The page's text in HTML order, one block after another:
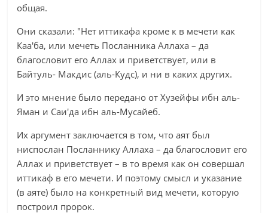
общая.
Они сказали: "Нет иттикафа кроме к в мечети как
Каа'ба, или мечеть Посланника Аллаха – да
благословит его Аллах и приветствует, или в
Байтуль- Макдис (аль-Кудс), и ни в каких других.
И это мнение было передано от Хузейфы ибн аль-
Яман и Саи'да ибн аль-Мусайеб.
Их аргумент заключается в том, что аят был
ниспослан Посланнику Аллаха – да благословит его
Аллах и приветствует – в то время как он совершал
иттикаф в его мечети. И поэтому смысл и указание
(в аяте) было на конкретный вид мечети, которую
построил пророк.